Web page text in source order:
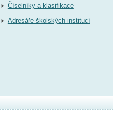
Číselníky a klasifikace
Adresáře školských institucí